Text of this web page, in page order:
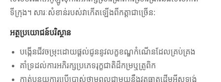
ទីក្រុង។ សារៈសំខាន់របស់វាកើតឡើងពីកត្តាជាច្រើន:
អត្ថប្រយោជន៍បរិស្ថាន
បង្កើនជីវចម្រុះដោយផ្តល់ជូននូវលក្ខខណ្ឌកំណើនដែលគ្រប់គ្រង
គាំទ្រដល់ការអភិរក្សប្រភេទរុក្ខជាតិដ៏កម្រឬត្រូពិក
កាត់បន្ថយការប្រើប្រាស់ថាមពលជាមួយនឹងវត្ថុធាតុដើមអ៊ីសូឡង់